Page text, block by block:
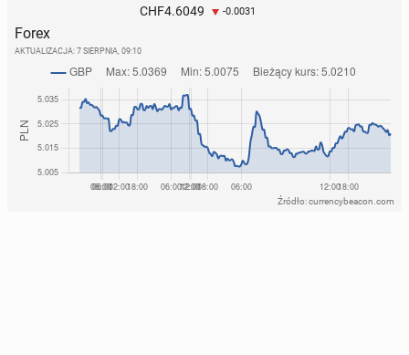
CHF4.6049 -0.0031
Forex
AKTUALIZACJA: 7 SIERPNIA, 09:10
Źródło: currencybeacon.com